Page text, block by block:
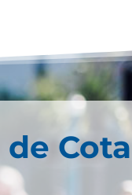
Cota